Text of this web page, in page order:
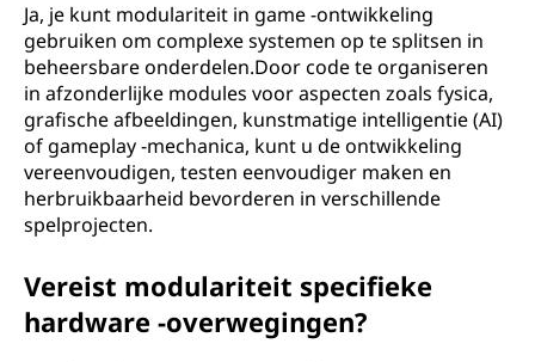
Ja, je kunt modulariteit in game -ontwikkeling
gebruiken om complexe systemen op te splitsen in
beheersbare onderdelen.Door code te organiseren
in afzonderlijke modules voor aspecten zoals fysica,
grafische afbeeldingen, kunstmatige intelligentie (AI)
of gameplay -mechanica, kunt u de ontwikkeling
vereenvoudigen, testen eenvoudiger maken en
herbruikbaarheid bevorderen in verschillende
spelprojecten.
Vereist modulariteit specifieke
hardware -overwegingen?